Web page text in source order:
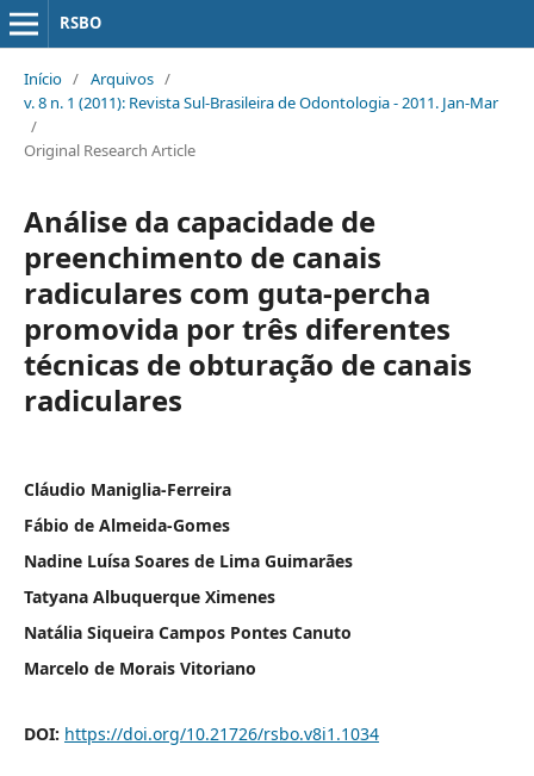
RSBO
Início / Arquivos /
v. 8 n. 1 (2011): Revista Sul-Brasileira de Odontologia - 2011. Jan-Mar
/
Original Research Article
Análise da capacidade de
preenchimento de canais
radiculares com guta-percha
promovida por três diferentes
técnicas de obturação de canais
radiculares
Cláudio Maniglia-Ferreira
Fábio de Almeida-Gomes
Nadine Luísa Soares de Lima Guimarães
Tatyana Albuquerque Ximenes
Natália Siqueira Campos Pontes Canuto
Marcelo de Morais Vitoriano
DOI: https://doi.org/10.21726/rsbo.v8i1.1034